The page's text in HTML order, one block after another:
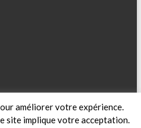
2026Constellation
Support Forum Contact
améliorer votre expérience.
site implique votre acceptation.